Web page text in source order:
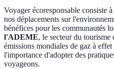
Voyager écoresponsable consiste
nos déplacements sur
bénéfices pour les communautés
l'ADEME, le secteur du tourisme
émissions mondiales de gaz à
l'importance d'adopter des
voyageons.